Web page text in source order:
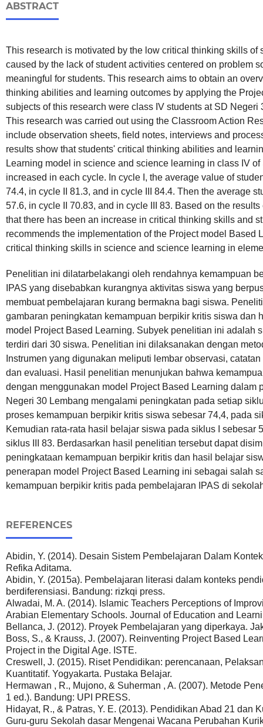
ABSTRACT
This research is motivated by the low critical thinking skills
caused by the lack of student activities centered on problem
meaningful for students. This research aims to obtain an
thinking abilities and learning outcomes by applying the
subjects of this research were class IV students at SD
This research was carried out using the Classroom Action
include observation sheets, field notes, interviews and
results show that students' critical thinking abilities and
Learning model in science and science learning in class IV
increased in each cycle. In cycle I, the average value of
74.4, in cycle II 81.3, and in cycle III 84.4. Then the average
57.6, in cycle II 70.83, and in cycle III 83. Based on the
that there has been an increase in critical thinking skills and
recommends the implementation of the Project model Based
critical thinking skills in science and science learning in
Penelitian ini dilatarbelakangi oleh rendahnya kemampuan
IPAS yang disebabkan kurangnya aktivitas siswa yang
membuat pembelajaran kurang bermakna bagi siswa.
gambaran peningkatan kemampuan berpikir kritis siswa dan
model Project Based Learning. Subyek penelitian ini adalah
terdiri dari 30 siswa. Penelitian ini dilaksanakan dengan
Instrumen yang digunakan meliputi lembar observasi,
dan evaluasi. Hasil penelitian menunjukan bahwa
dengan menggunakan model Project Based Learning dalam
Negeri 30 Lembang mengalami peningkatan pada setiap
proses kemampuan berpikir kritis siswa sebesar 74,4, pada
Kemudian rata-rata hasil belajar siswa pada siklus I sebesar
siklus III 83. Berdasarkan hasil penelitian tersebut dapat
peningkataan kemampuan berpikir kritis dan hasil belajar
penerapan model Project Based Learning ini sebagai salah
kemampuan berpikir kritis pada pembelajaran IPAS di
REFERENCES
Abidin, Y. (2014). Desain Sistem Pembelajaran Dalam
Refika Aditama.
Abidin, Y. (2015a). Pembelajaran literasi dalam konteks
berdiferensiasi. Bandung: rizkqi press.
Alwadai, M. A. (2014). Islamic Teachers Perceptions of
Arabian Elementary Schools. Journal of Education and
Bellanca, J. (2012). Proyek Pembelajaran yang diperkaya.
Boss, S., & Krauss, J. (2007). Reinventing Project Based
Project in the Digital Age. ISTE.
Creswell, J. (2015). Riset Pendidikan: perencanaan,
Kuantitatif. Yogyakarta. Pustaka Belajar.
Hermawan , R., Mujono, & Suherman , A. (2007). Metode
1 ed.). Bandung: UPI PRESS.
Hidayat, R., & Patras, Y. E. (2013). Pendidikan Abad 21 dan
Guru-guru Sekolah dasar Mengenai Wacana Perubahan